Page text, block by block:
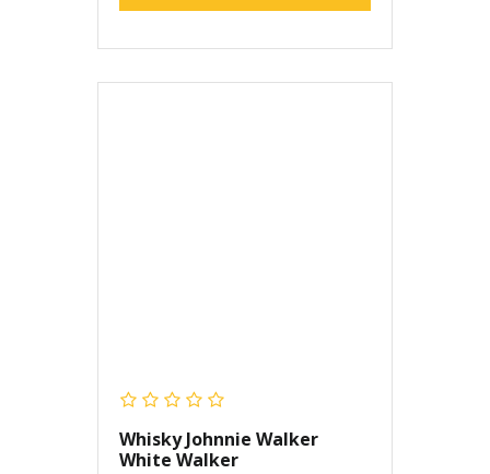
Whisky Johnnie Walker
White Walker